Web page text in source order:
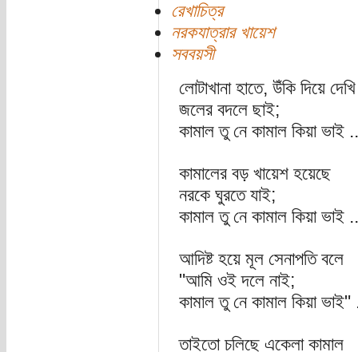
রেখাচিত্র
নরকযাত্রার খায়েশ
সববয়সী
লোটাখানা হাতে, উঁকি দিয়ে দেখি
জলের বদলে ছাই;
কামাল তু নে কামাল কিয়া ভাই
কামালের বড় খায়েশ হয়েছে
নরকে ঘুরতে যাই;
কামাল তু নে কামাল কিয়া ভাই
আদিষ্ট হয়ে মূল সেনাপতি বলে
"আমি ওই দলে নাই;
কামাল তু নে কামাল কিয়া ভাই"
তাইতো চলিছে একেলা কামাল